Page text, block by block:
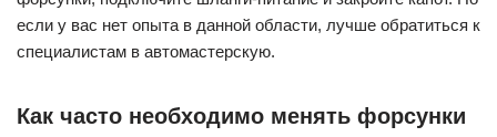
если у вас нет опыта в данной области, лучше обратиться к
специалистам в автомастерскую.
Как часто необходимо менять форсунки